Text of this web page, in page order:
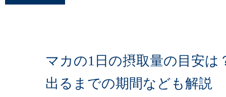
プライバシーポリシー
ご予約はこちら 0120-721-969
マカの1日の摂取量の目安
出るまでの期間なども解説